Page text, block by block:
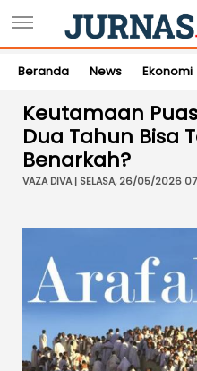
Beranda News Ekonomi
Keutamaan
Dua Tahun Bisa
Benarkah?
VAZA DIVA | SELASA, 26/05/2026